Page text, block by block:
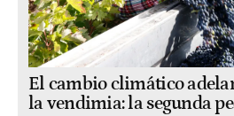
El cambio climático
la vendimia: la segunda